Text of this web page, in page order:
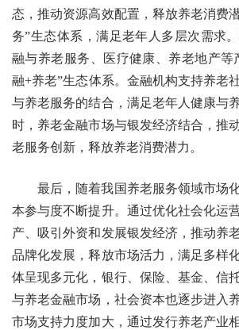
态，推动资源高效配置，释放养老消费
务”生态体系，满足老年人多层次需求
融与养老服务、医疗健康、养老地产等
融+养老”生态体系。金融机构支持养老
与养老服务的结合，满足老年人健康与
时，养老金融市场与银发经济结合，推
老服务创新，释放养老消费潜力。
最后，随着我国养老服务领域市场
本参与度不断提升。通过优化社会化运
产、吸引外资和发展银发经济，推动养
品牌化发展，释放市场活力，满足多样
体呈现多元化，银行、保险、基金、信
与养老金融市场，社会资本也逐步进入
市场支持力度加大，通过发行养老产业